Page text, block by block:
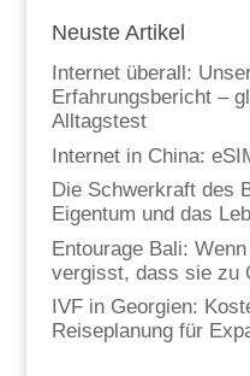
Neuste Artikel
Internet überall:
Erfahrungsbericht –
Alltagstest
Internet in China:
Die Schwerkraft des
Eigentum und das
Entourage Bali:
vergisst, dass sie zu
IVF in Georgien:
Reiseplanung für